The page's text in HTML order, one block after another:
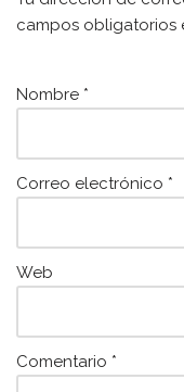
o
k
campos obligatorios
Nombre *
Correo electrónico *
Web
Comentario *